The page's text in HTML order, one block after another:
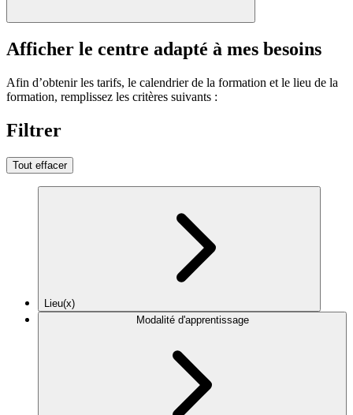
Afficher le centre adapté à mes besoins
Afin d’obtenir les tarifs, le calendrier de la formation et le lieu de la
formation, remplissez les critères suivants :
Filtrer
Tout effacer
Lieu(x)
Modalité d'apprentissage